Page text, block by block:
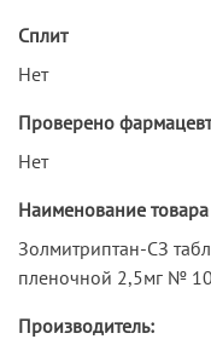
Сплит
Нет
Проверено
Нет
Наименование товара
Золмитриптан-СЗ
пленочной 2,5мг № 10
Производитель: